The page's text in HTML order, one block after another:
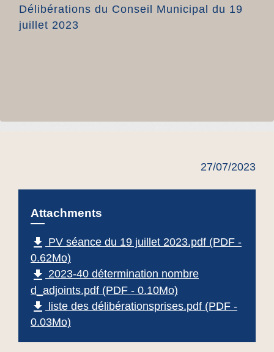
Délibérations du Conseil Municipal du 19
juillet 2023
27/07/2023
Attachments
file_download PV séance du 19 juillet 2023.pdf (PDF -
0.62Mo)
file_download 2023-40 détermination nombre
d_adjoints.pdf (PDF - 0.10Mo)
file_download liste des délibérationsprises.pdf (PDF -
0.03Mo)